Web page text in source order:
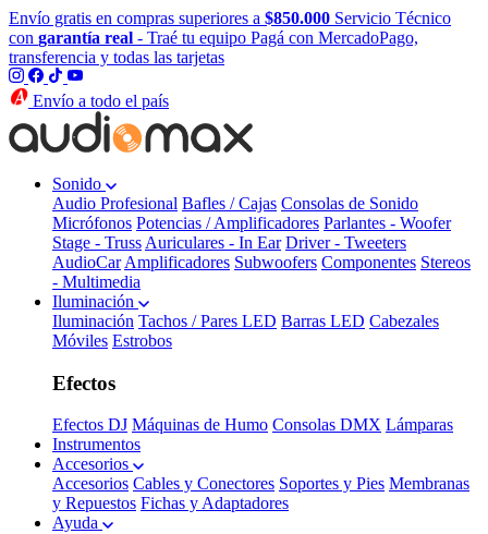
Envío gratis en compras superiores a $850.000 Servicio Técnico
con garantía real - Traé tu equipo Pagá con MercadoPago,
transferencia y todas las tarjetas
Envío a todo el país
Sonido
Audio Profesional Bafles / Cajas Consolas de Sonido
Micrófonos Potencias / Amplificadores Parlantes - Woofer
Stage - Truss Auriculares - In Ear Driver - Tweeters
AudioCar Amplificadores Subwoofers Componentes Stereos
- Multimedia
Iluminación
Iluminación Tachos / Pares LED Barras LED Cabezales
Móviles Estrobos
Efectos
Efectos DJ Máquinas de Humo Consolas DMX Lámparas
Instrumentos
Accesorios
Accesorios Cables y Conectores Soportes y Pies Membranas
y Repuestos Fichas y Adaptadores
Ayuda